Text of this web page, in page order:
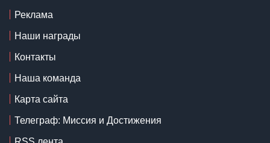
Реклама
Наши награды
Контакты
Наша команда
Карта сайта
Телеграф: Миссия и Достижения